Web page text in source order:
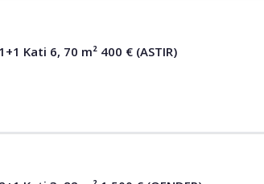
Kati 6, 70 m² 400 € (ASTIR)